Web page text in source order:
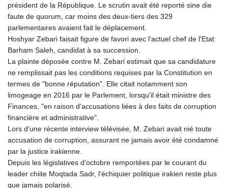
président de la République. Le scrutin avait été reporté sine die
faute de quorum, car moins des deux-tiers des 329
parlementaires avaient fait le déplacement.
Hoshyar Zebari faisait figure de favori avec l'actuel chef de l'Etat
Barham Saleh, candidat à sa succession.
La plainte déposée contre M. Zebari estimait que sa candidature
ne remplissait pas les conditions requises par la Constitution en
termes de "bonne réputation". Elle citait notamment son
limogeage en 2016 par le Parlement, lorsqu'il était ministre des
Finances, "en raison d'accusations liées à des faits de corruption
financière et administrative".
Lors d'une récente interview télévisée, M. Zebari avait nié toute
accusation de corruption, assurant ne jamais avoir été condamné
par la justice irakienne.
Depuis les législatives d'octobre remportées par le courant du
leader chiite Moqtada Sadr, l'échiquier politique irakien reste plus
que jamais polarisé.